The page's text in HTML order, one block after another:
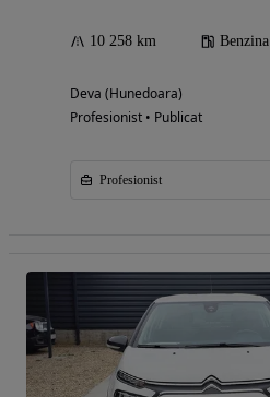
10 258 km Benzina
Deva (Hunedoara)
Profesionist • Publicat
Profesionist